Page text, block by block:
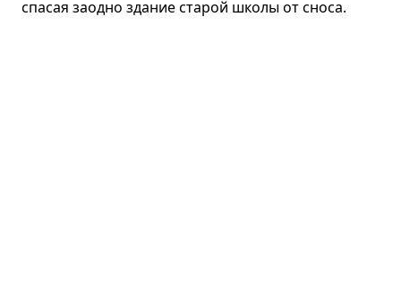
спа­сая заодно зда­ние ста­рой школы от сноса.